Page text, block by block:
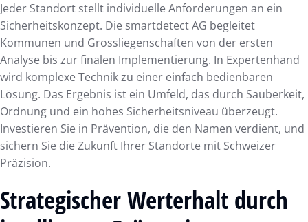
Jeder Standort stellt individuelle Anforderungen an ein
Sicherheitskonzept. Die smartdetect AG begleitet
Kommunen und Grossliegenschaften von der ersten
Analyse bis zur finalen Implementierung. In Expertenhand
wird komplexe Technik zu einer einfach bedienbaren
Lösung. Das Ergebnis ist ein Umfeld, das durch Sauberkeit,
Ordnung und ein hohes Sicherheitsniveau überzeugt.
Investieren Sie in Prävention, die den Namen verdient, und
sichern Sie die Zukunft Ihrer Standorte mit Schweizer
Präzision.
Strategischer Werterhalt durch